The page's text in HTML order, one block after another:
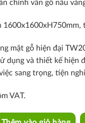
chính vân gỗ nâu
1600x1600xH750mm,
mặt gỗ hiện đại
dụng và thiết kế hiện
sang trọng, tiện
VAT.